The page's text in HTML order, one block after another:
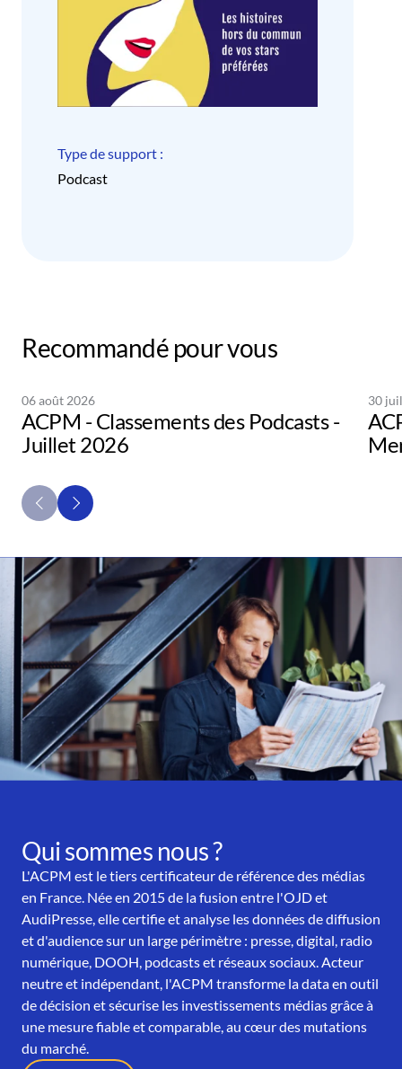
Type de support :
Podcast
Recommandé pour vous
06 août 2026
ACPM - Classements des Podcasts -
Juillet 2026
30
Qui sommes nous ?
L'ACPM est le tiers certificateur de référence des médias
en France. Née en 2015 de la fusion entre l'OJD et
AudiPresse, elle certifie et analyse les données de diffusion
et d'audience sur un large périmètre : presse, digital, radio
numérique, DOOH, podcasts et réseaux sociaux. Acteur
neutre et indépendant, l'ACPM transforme la data en outil
de décision et sécurise les investissements médias grâce à
une mesure fiable et comparable, au cœur des mutations
du marché.